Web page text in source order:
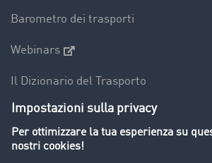
Barometro dei trasporti
Webinars
Il Dizionario del Trasporto
Panoramica della borsa di carichi
Divieti di circolazione per mezzi pesanti